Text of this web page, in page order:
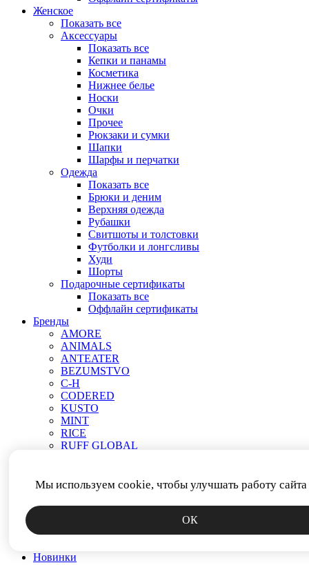
Мы используем cookie, чтобы улучшать работу сайта
ОК
Женское
Показать все
Аксессуары
Показать все
Кепки и панамы
Косметика
Нижнее белье
Носки
Очки
Прочее
Рюкзаки и сумки
Шапки
Шарфы и перчатки
Одежда
Показать все
Брюки и деним
Верхняя одежда
Рубашки
Свитшоты и толстовки
Футболки и лонгсливы
Худи
Шорты
Подарочные сертификаты
Показать все
Оффлайн сертификаты
Бренды
AMORE
ANIMALS
ANTEATER
BEZUMSTVO
C-H
CODERED
KUSTO
MINT
RICE
RUFF GLOBAL
МЕЧ
РОДИНА
ФИТИЛЬ
Новинки